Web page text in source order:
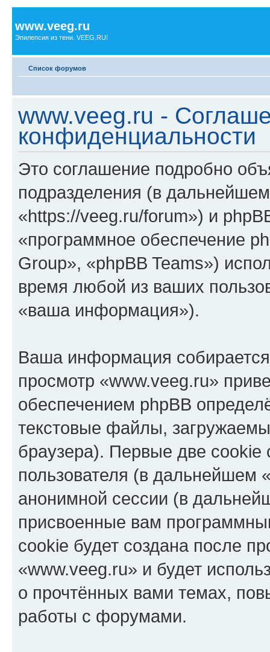
www.veeg.ru
Эпилепсия из тени. VEEG.RU!
Список форумов
www.veeg.ru -
конфиденциальности
Это соглашение подробно
подразделения (в
«https://veeg.ru/forum») и
«программное обеспечение
Group», «phpBB Teams»)
время любой из ваших
«ваша информация»).
Ваша информация
просмотр «www.veeg.ru»
обеспечением phpBB
текстовые файлы,
браузера). Первые две cookie
пользователя (в дальнейшем
анонимной сессии (в
присвоенные вам
cookie будет создана после
«www.veeg.ru» и будет
о прочтённых вами темах,
работы с форумами.